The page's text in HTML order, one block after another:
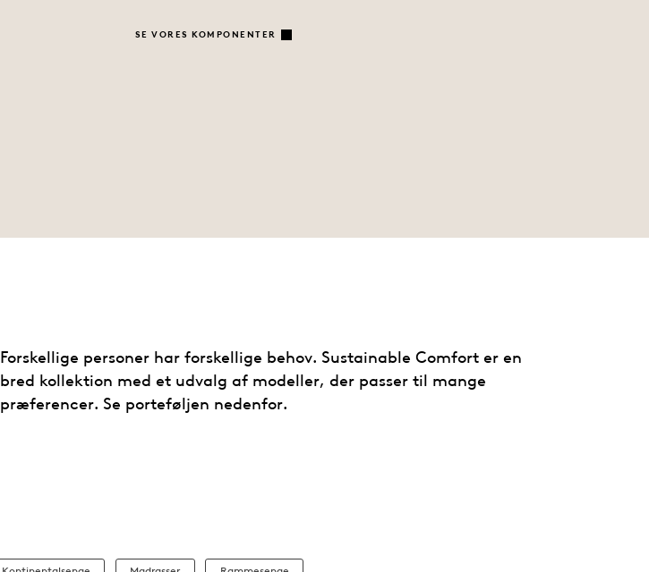
SE VORES KOMPONENTER
Forskellige personer har forskellige behov. Sustainable Comfort er en
bred kollektion med et udvalg af modeller, der passer til mange
præferencer. Se porteføljen nedenfor.